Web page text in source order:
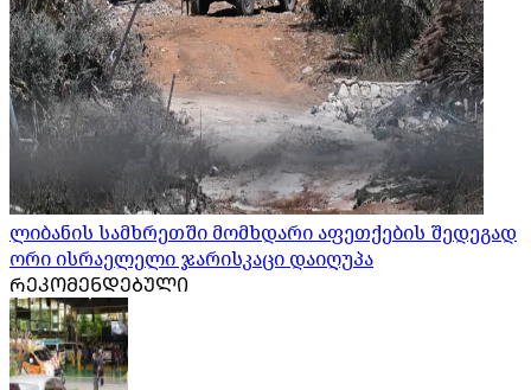
ლიბანის სამხრეთში მომხდარი აფეთქების შედეგად
ორი ისრაელელი ჯარისკაცი დაიღუპა
ᲠᲔᲙᲝᲛᲔᲜᲓᲔᲑᲣᲚᲘ